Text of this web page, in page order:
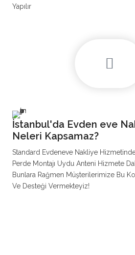
Yapılır
İstanbul'da Evden eve
Neleri Kapsamaz?
Standard Evdeneve Nakliye
Perde Montajı Uydu Anteni Hizmete
Bunlara Rağmen Müşterilerimize Bu
Ve Desteği Vermekteyiz!